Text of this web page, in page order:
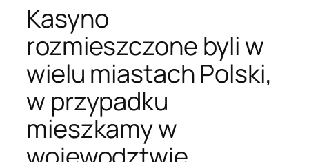
Kasyno
rozmieszczone byli w
wielu miastach Polski,
w przypadku
mieszkamy w